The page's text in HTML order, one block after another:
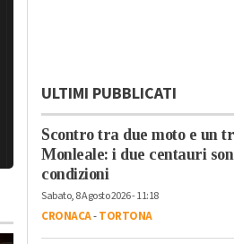
ULTIMI PUBBLICATI
Scontro tra due moto e un
Monleale: i due centauri
condizioni
Sabato, 8 Agosto 2026 - 11:18
CRONACA-TORTONA